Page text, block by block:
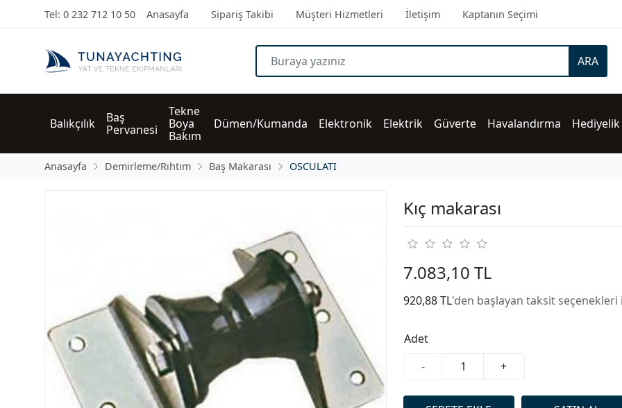
Tel: 0 232 712 10 50 Anasayfa Sipariş Takibi Müşteri Hizmetleri İletişim Kaptanın Seçimi
ARA
Balıkçılık
Baş
Pervanesi
Tekne
Boya
Bakım
Dümen/Kumanda Elektronik Elektrik Güverte Havalandırma Hediyelik
Anasayfa Demirleme/Rıhtım Baş Makarası OSCULATI
Kıç makarası
7.083,10 TL
920,88 TL'den başlayan taksit
Adet
-
+